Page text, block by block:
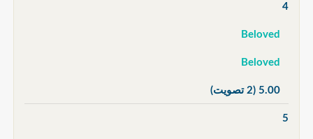
4
Beloved
Beloved
5.00 (2 تصويت)
5